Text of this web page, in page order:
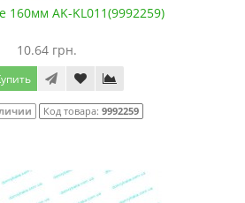
160мм AK-KL011(9992259)
10.64 грн.
Код товара: 9992259